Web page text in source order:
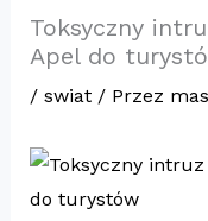
Toksyczny
Apel do
/ swiat/ Przez